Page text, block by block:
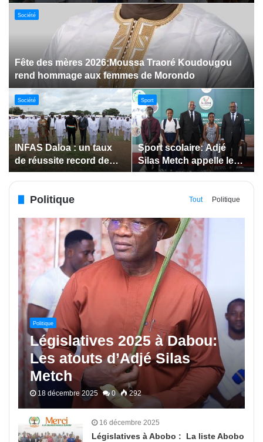
Sport
Jeux paralympiques de 2028 :
Société
Bodokro : 30 élèves
célébrés à la Journée de
l’Excellence du Lycée
Société
Insertion des jeunes: La
Côte d’Ivoire renforce le
suivi des conventions
Politique Tout Politique
Politique
Législatives 2025 à Dabou:
Les atouts d’Adjé Silas
Metch
18 décembre 2025 0 292
16 décembre 2025
Législatives à Abobo : La liste Abobo